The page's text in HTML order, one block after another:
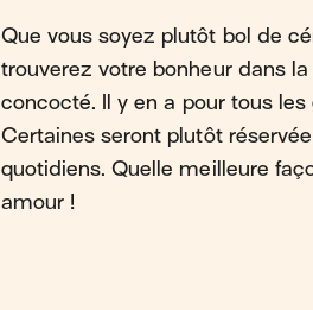
Que vous soyez plutôt bol de
trouverez votre bonheur dans
concocté. Il y en a pour tous
Certaines seront plutôt
quotidiens. Quelle meilleure
amour !